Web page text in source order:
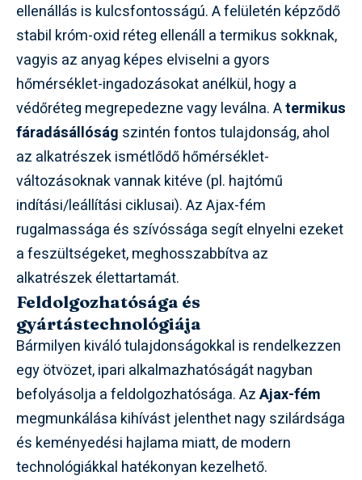
ellenállás is kulcsfontosságú. A felületén képződő
stabil króm-oxid réteg ellenáll a termikus sokknak,
vagyis az anyag képes elviselni a gyors
hőmérséklet-ingadozásokat anélkül, hogy a
védőréteg megrepedezne vagy leválna. Atermikus
fáradásállóság szintén fontos tulajdonság, ahol
az alkatrészek ismétlődő hőmérséklet-
változásoknak vannak kitéve (pl. hajtómű
indítási/leállítási ciklusai). Az Ajax-fém
rugalmassága és szívóssága segít elnyelni ezeket
a feszültségeket, meghosszabbítva az
alkatrészek élettartamát.
Feldolgozhatósága és
gyártástechnológiája
Bármilyen kiváló tulajdonságokkal is rendelkezzen
egy ötvözet, ipari alkalmazhatóságát nagyban
befolyásolja a feldolgozhatósága. AzAjax-fém
megmunkálása kihívást jelenthet nagy szilárdsága
és keményedési hajlama miatt, de modern
technológiákkal hatékonyan kezelhető.